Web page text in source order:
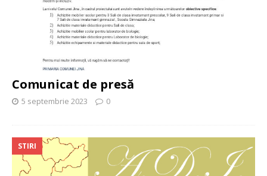
Comunicat de presă
5 septembrie 2023 0
STIRI